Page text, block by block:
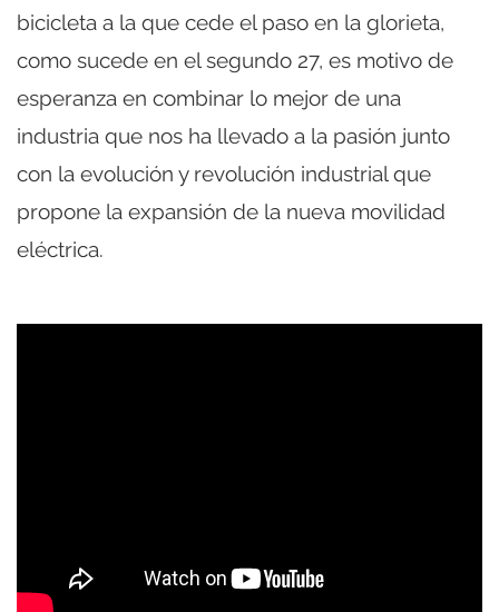
bicicleta a la que cede el paso en la glorieta,
como sucede en el segundo 27, es motivo de
esperanza en combinar lo mejor de una
industria que nos ha llevado a la pasión junto
con la evolución y revolución industrial que
propone la expansión de la nueva movilidad
eléctrica.